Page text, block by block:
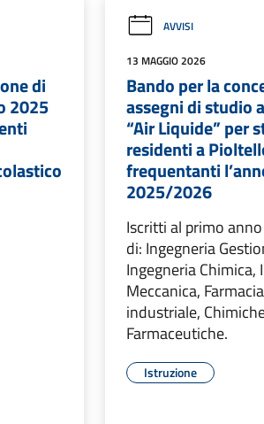
di
2025
AVVISI
13 MAGGIO 2026
Bando per la
assegni di studio
“Air Liquide” per
residenti a
frequentanti
2025/2026
Iscritti al primo
di: Ingegneria
Ingegneria Chimica,
Meccanica,
industriale,
Farmaceutiche.
Istruzione